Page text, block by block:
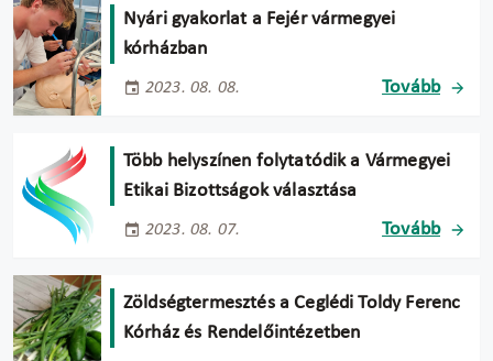
Nyári gyakorlat a Fejér vármegyei
kórházban
2023. 08. 08. Tovább
Több helyszínen folytatódik a Vármegyei
Etikai Bizottságok választása
2023. 08. 07. Tovább
Zöldségtermesztés a Ceglédi Toldy Ferenc
Kórház és Rendelőintézetben